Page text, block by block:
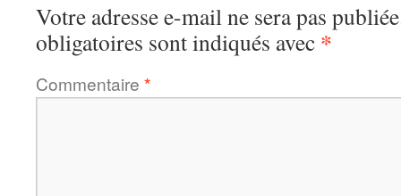
Votre adresse e-mail ne sera pas
obligatoires sont indiqués avec *
Commentaire *